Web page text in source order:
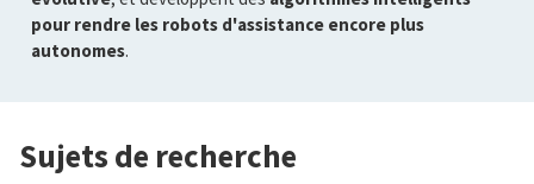
pour rendre les robots d'assistance encore plus
autonomes.
Sujets de recherche